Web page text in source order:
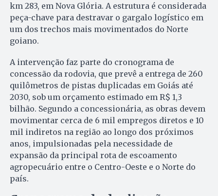
km 283, em Nova Glória. A estrutura é considerada
peça-chave para destravar o gargalo logístico em
um dos trechos mais movimentados do Norte
goiano.
A intervenção faz parte do cronograma de
concessão da rodovia, que prevê a entrega de 260
quilômetros de pistas duplicadas em Goiás até
2030, sob um orçamento estimado em R$ 1,3
bilhão. Segundo a concessionária, as obras devem
movimentar cerca de 6 mil empregos diretos e 10
mil indiretos na região ao longo dos próximos
anos, impulsionadas pela necessidade de
expansão da principal rota de escoamento
agropecuário entre o Centro-Oeste e o Norte do
país.